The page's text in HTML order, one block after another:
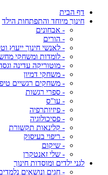
דף הבית
חינוך מיוחד והתפתחות הילד
- אבחונים
- הורים
- לאנשי חינוך ייעוץ
- לומדות ומשחקי
- מוטוריקה עדינה
- משחקי דמיון
- משחקים רגשיים
- ספרי רגשות
- עו"ס
- פיזיותרפיה
- פסיכולוגיה
- קלינאות תקשורת
- ריפוי בעיסוק
- שיקום
- שלי זאנטקרן
לגני ילדים ומוסדות חינוך
- חגים ונושאים